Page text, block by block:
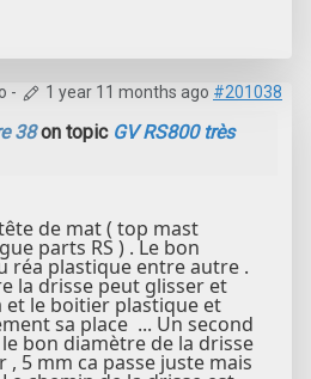
- 1 year 11 months ago #201038
38on topic GV RS800 très
de mat ( top mast
parts RS ) . Le bon
réa plastique entre autre .
la drisse peut glisser et
et le boitier plastique et
sa place ... Un second
bon diamètre de la drisse
5 mm ca passe juste mais